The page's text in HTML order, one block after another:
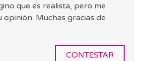
que es realista, pero me
opinión. Muchas gracias de
CONTESTAR